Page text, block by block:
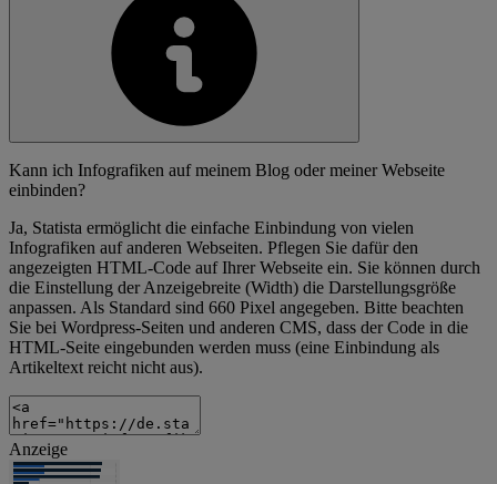
Kann ich Infografiken auf meinem Blog oder meiner Webseite
einbinden?
Ja, Statista ermöglicht die einfache Einbindung von vielen
Infografiken auf anderen Webseiten. Pflegen Sie dafür den
angezeigten HTML-Code auf Ihrer Webseite ein. Sie können durch
die Einstellung der Anzeigebreite (Width) die Darstellungsgröße
anpassen. Als Standard sind 660 Pixel angegeben. Bitte beachten
Sie bei Wordpress-Seiten und anderen CMS, dass der Code in die
HTML-Seite eingebunden werden muss (eine Einbindung als
Artikeltext reicht nicht aus).
Anzeige